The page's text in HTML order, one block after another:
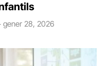
gener 28, 2026